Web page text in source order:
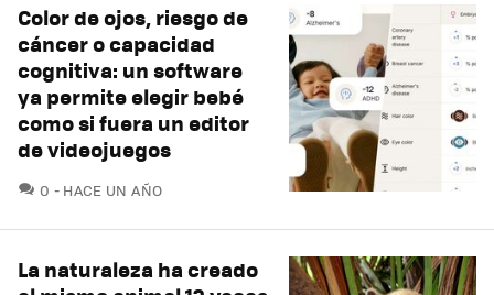
Color de ojos, riesgo de
cáncer o capacidad
cognitiva: un software
ya permite elegir bebé
como si fuera un editor
de videojuegos
0 COMENTARIOS
HACE UN AÑO
La naturaleza ha creado